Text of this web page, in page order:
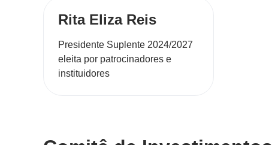
Rita Eliza Reis
Presidente Suplente 2024/2027
eleita por patrocinadores e
instituidores